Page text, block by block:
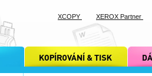
kopírování a tisk xcopy dárkové
XCOPY XEROX Partner